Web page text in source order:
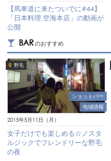
【馬車道に来たついでに#44】
「日本料理 空海本店」の動画が
公開
BARのおすすめ
野毛
ショットバー
地域情報
2015年5月11日（月）
女子だけでも楽しめる☆ノスタ
ルジックでフレンドリーな野毛
の夜